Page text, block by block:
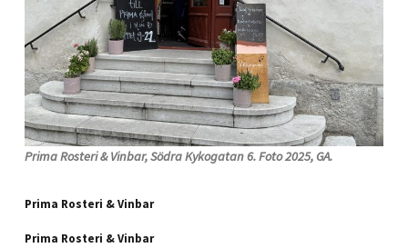
Prima Rosteri & Vinbar, Södra Kykogatan 6. Foto 2025, GA.
Prima Rosteri & Vinbar
Prima Rosteri & Vinbar